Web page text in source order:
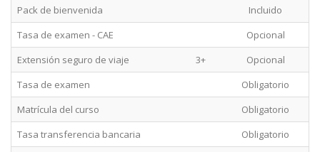
Pack de bienvenida
Incluido
Tasa de examen - CAE
Opcional
Extensión seguro de viaje
3+ Opcional
Tasa de examen
Obligatorio
Matrícula del curso
Obligatorio
Tasa transferencia bancaria
Obligatorio